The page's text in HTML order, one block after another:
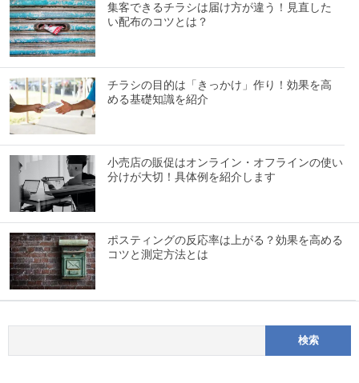
集客できるチラシは届け方が違う！見直した
い配布のコツとは？
チラシの目的は「きっかけ」作り！効果を高
める基礎知識を紹介
小売店の販促はオンライン・オフラインの使い
分けが大切！具体例を紹介します
ポスティングの反応率は上がる？効果を高める
コツと測定方法とは